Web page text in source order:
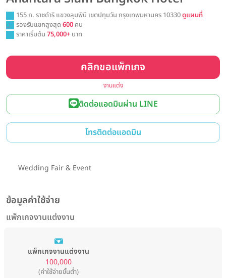
155 ถ. ราชดำริ แขวงลุมพินี เขตปทุมวัน กรุงเทพมหานคร 10330ดูแผนที่
รองรับแขกสูงสุด 600 คน
ราคาเริ่มต้น 75,000+ บาท
คลิกขอแพ็กเกจ
งานแต่ง
ติดต่อแอดมินผ่าน LINE
โทรติดต่อแอดมิน
Wedding Fair & Event
ข้อมูลค่าใช้จ่าย
แพ็กเกจงานแต่งงาน
แพ็กเกจงานแต่งงาน
100,000
(ค่าใช้จ่ายขั้นต่ำ)